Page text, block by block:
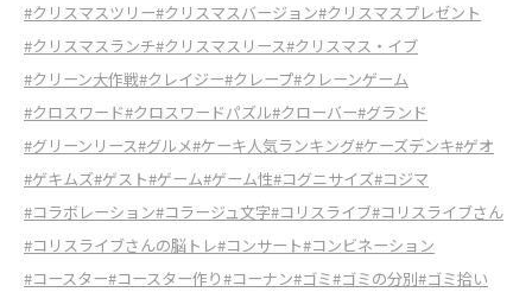
#クリスマスツリー#クリスマスバージョン#クリスマスプレゼント
#クリスマスランチ#クリスマスリース#クリスマス・イブ
#クリーン大作戦#クレイジー#クレープ#クレーンゲーム
#クロスワード#クロスワードパズル#クローバー#グランド
#グリーンリース#グルメ#ケーキ人気ランキング#ケーズデンキ#ゲオ
#ゲキムズ#ゲスト#ゲーム#ゲーム性#コグニサイズ#コジマ
#コラボレーション#コラージュ文字#コリスライブ#コリスライブさん
#コリスライブさんの脳トレ#コンサート#コンビネーション
#コースター#コースター作り#コーナン#ゴミ#ゴミの分別#ゴミ拾い